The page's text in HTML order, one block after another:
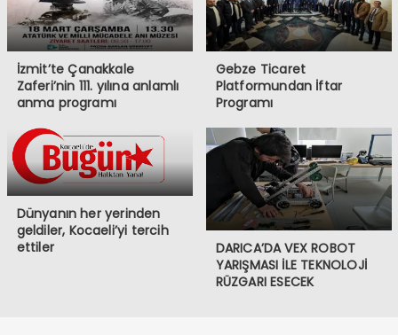
İzmit’te Çanakkale
Zaferi’nin 111. yılına anlamlı
anma programı
Gebze Ticaret
Platformundan İftar
Programı
Dünyanın her yerinden
geldiler, Kocaeli’yi tercih
ettiler
DARICA’DA VEX ROBOT
YARIŞMASI İLE TEKNOLOJİ
RÜZGARI ESECEK